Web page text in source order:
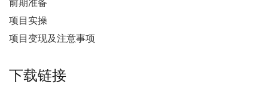
前期准备
项目实操
项目变现及注意事项
下载链接